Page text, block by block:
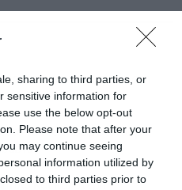
sharing to third parties, or
sensitive information for
use the below opt-out
Please note that after your
may continue seeing
information utilized by
to third parties prior to
φορτηγό πλοίο στη
το ΝΑΤΟ η συμφωνία με
και καλύτερη